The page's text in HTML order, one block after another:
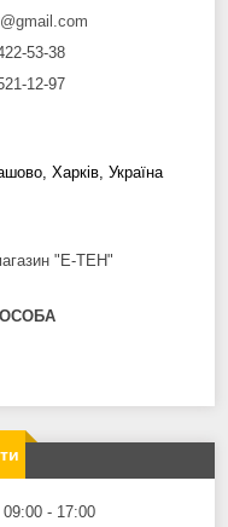
53-38
12-97
Харків, Україна
"Е-ТЕН"
09:00
17:00